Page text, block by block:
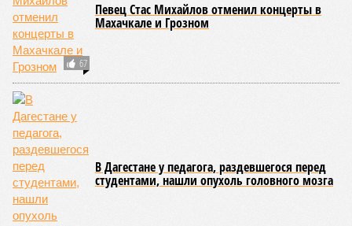
67
Певец Стас Михайлов отменил концерты в
Махачкале и Грозном
В Дагестане у педагога, раздевшегося перед
студентами, нашли опухоль головного мозга